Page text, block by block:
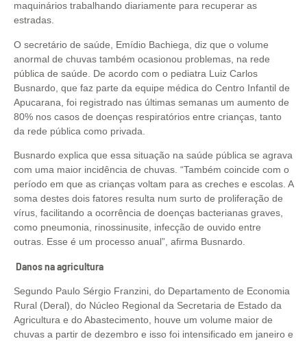
maquinários trabalhando diariamente para recuperar as
estradas.
O secretário de saúde, Emídio Bachiega, diz que o volume
anormal de chuvas também ocasionou problemas, na rede
pública de saúde. De acordo com o pediatra Luiz Carlos
Busnardo, que faz parte da equipe médica do Centro Infantil de
Apucarana, foi registrado nas últimas semanas um aumento de
80% nos casos de doenças respiratórios entre crianças, tanto
da rede pública como privada.
Busnardo explica que essa situação na saúde pública se agrava
com uma maior incidência de chuvas. “Também coincide com o
período em que as crianças voltam para as creches e escolas. A
soma destes dois fatores resulta num surto de proliferação de
vírus, facilitando a ocorrência de doenças bacterianas graves,
como pneumonia, rinossinusite, infecção de ouvido entre
outras. Esse é um processo anual”, afirma Busnardo.
Danos na agricultura
Segundo Paulo Sérgio Franzini, do Departamento de Economia
Rural (Deral), do Núcleo Regional da Secretaria de Estado da
Agricultura e do Abastecimento, houve um volume maior de
chuvas a partir de dezembro e isso foi intensificado em janeiro e